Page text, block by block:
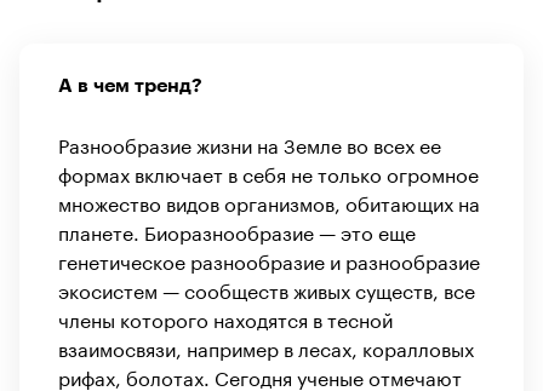
А в чем тренд?
Разнообразие жизни на Земле во всех ее
формах включает в себя не только огромное
множество видов организмов, обитающих на
планете. Биоразнообразие — это еще
генетическое разнообразие и разнообразие
экосистем — сообществ живых существ, все
члены которого находятся в тесной
взаимосвязи, например в лесах, коралловых
рифах, болотах. Сегодня ученые отмечают